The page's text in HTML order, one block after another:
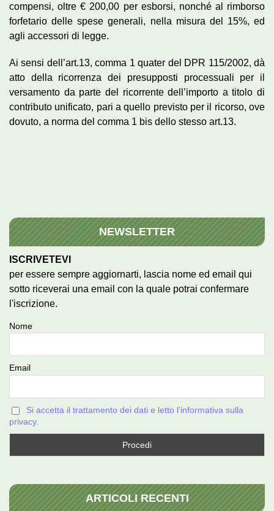
compensi, oltre € 200,00 per esborsi, nonché al rimborso
forfetario delle spese generali, nella misura del 15%, ed
agli accessori di legge.
Ai sensi dell’art.13, comma 1 quater del DPR 115/2002, dà
atto della ricorrenza dei presupposti processuali per il
versamento da parte del ricorrente dell’importo a titolo di
contributo unificato, pari a quello previsto per il ricorso, ove
dovuto, a norma del comma 1 bis dello stesso art.13.
NEWSLETTER
ISCRIVETEVI
per essere sempre aggiornarti, lascia nome ed email qui
sotto riceverai una email con la quale potrai confermare
l'iscrizione.
Nome
Email
Si accetta il trattamento dei dati e letto l'informativa sulla
privacy.
ARTICOLI RECENTI